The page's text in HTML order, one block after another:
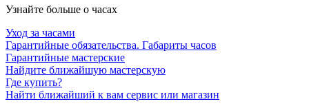
Узнайте больше о часах
Уход за часами
Гарантийные обязательства. Габариты часов
Гарантийные мастерские
Найдите ближайшую мастерскую
Где купить?
Найти ближайший к вам сервис или магазин